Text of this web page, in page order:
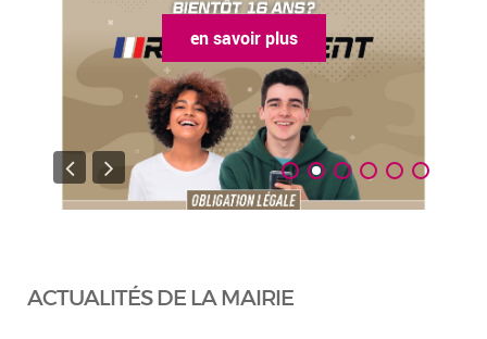
en savoir plus
ACTUALITÉS DE LA MAIRIE